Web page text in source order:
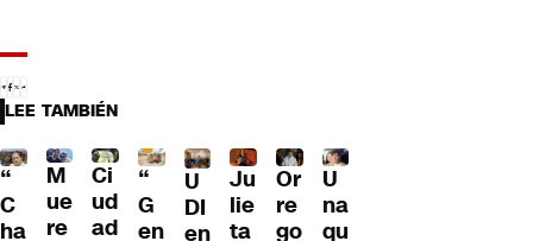
LEE TAMBIÉN
“
C
ha
M
ue
re
Ci
ud
ad
“
G
en
U
DI
en
Ju
lie
ta
Or
re
go
U
na
qu